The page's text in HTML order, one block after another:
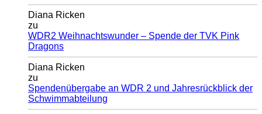
Diana Ricken
zu
WDR2 Weihnachtswunder – Spende der TVK Pink
Dragons
Diana Ricken
zu
Spendenübergabe an WDR 2 und Jahresrückblick der
Schwimmabteilung